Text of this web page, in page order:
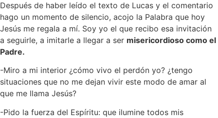
Después de haber leído el texto de Lucas y el comentario
hago un momento de silencio, acojo la Palabra que hoy
Jesús me regala a mí. Soy yo el que recibo esa invitación
a seguirle, a imitarle a llegar a ser misericordioso como el
Padre.
-Miro a mi interior ¿cómo vivo el perdón yo? ¿tengo
situaciones que no me dejan vivir este modo de amar al
que me llama Jesús?
-Pido la fuerza del Espíritu: que ilumine todos mis